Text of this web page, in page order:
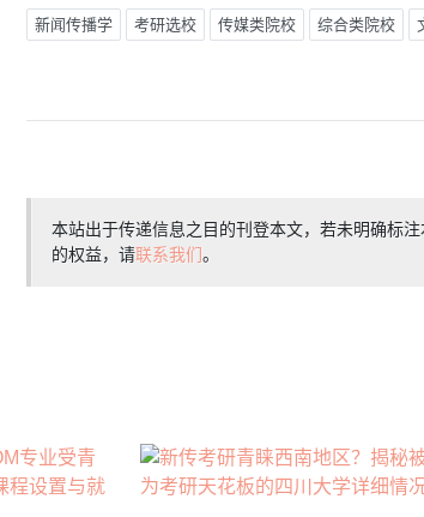
新闻传播学 考研选校 传媒类院校 综合类院校
本站出于传递信息之目的刊登本文，若未明确标
的权益，请联系我们。